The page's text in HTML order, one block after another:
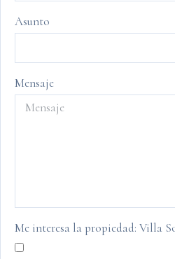
Asunto
Mensaje
Me interesa la propiedad: Villa